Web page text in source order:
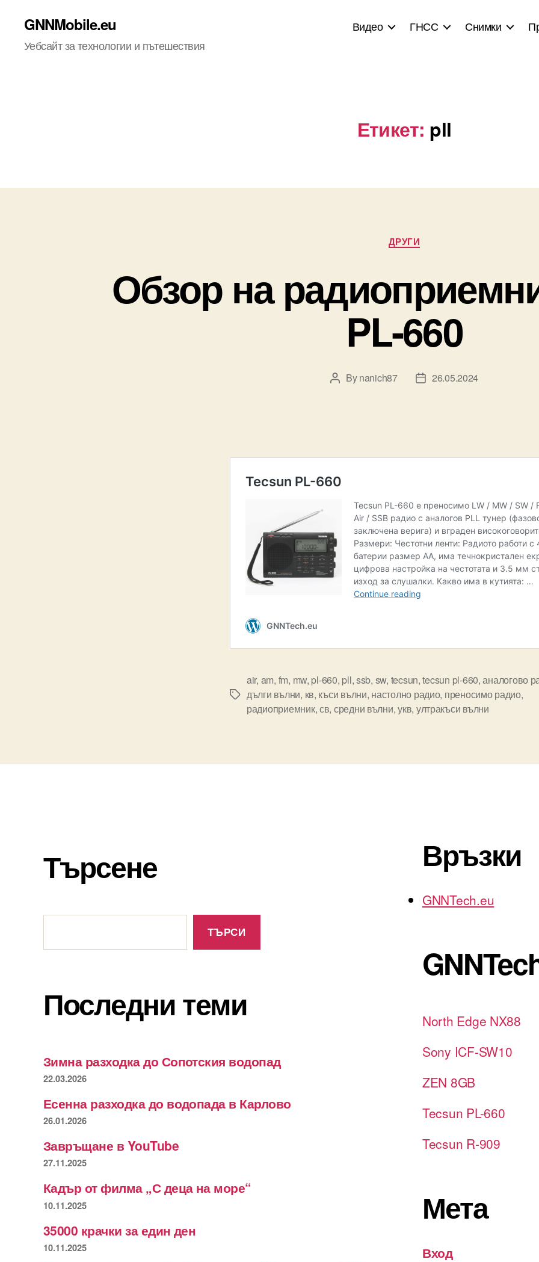
GNNMobile.eu
Уебсайт за технологии и пътешествия
Видео ГНСС Снимки
Етикет: pll
Categories
ДРУГИ
Обзор на
PL-660
PostBynanich87
Post26.05.2024
Tags
air, am, fm, mw, pl-660, pll,ssb, sw, tecsun,tecsun pl-660,аналогово
дълги вълни, кв, къси вълни, настолно радио, преносимо радио,
радиоприемник,св, средни вълни,укв, ултракъси вълни
Търсене
ТЪРСИ
Последни теми
Зимна разходка до Сопотския водопад
22.03.2026
Есенна разходка до водопада в Карлово
26.01.2026
Завръщане в YouTube
27.11.2025
Кадър от филма „С деца на море“
10.11.2025
35000 крачки за един ден
10.11.2025
Връзки
GNNTech.eu
North Edge NX88
Sony ICF-SW10
ZEN 8GB
Tecsun PL-660
Tecsun R-909
Мета
Вход